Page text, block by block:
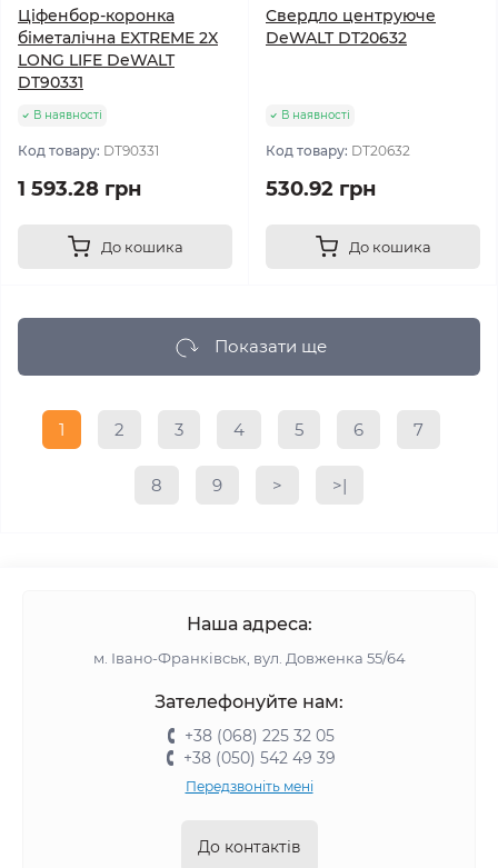
Ціфенбор-коронка
біметалічна EXTREME 2X
LONG LIFE DeWALT
DT90331
В наявності
Код товару: DT90331
1 593.28 грн
До кошика
Cвердло центруюче
DeWALT DT20632
В наявності
Код товару: DT20632
530.92 грн
До кошика
Показати ще
1 2 3 4 5 6 7
8 9 > >|
Наша адреса:
м. Івано-Франківськ, вул. Довженка 55/64
Зателефонуйте нам:
+38 (068) 225 32 05
+38 (050) 542 49 39
Передзвоніть мені
До контактів